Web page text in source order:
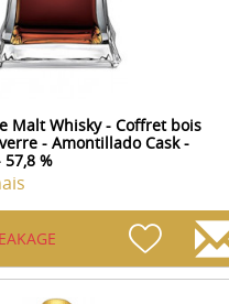
Malt Whisky - Coffret bois
- Amontillado Cask -
%